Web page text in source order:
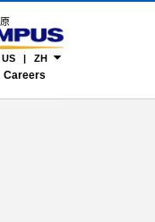
原
US | ZH
Careers